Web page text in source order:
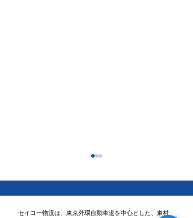
セイコー物流は、東京外環自動車道を中心とした、東村